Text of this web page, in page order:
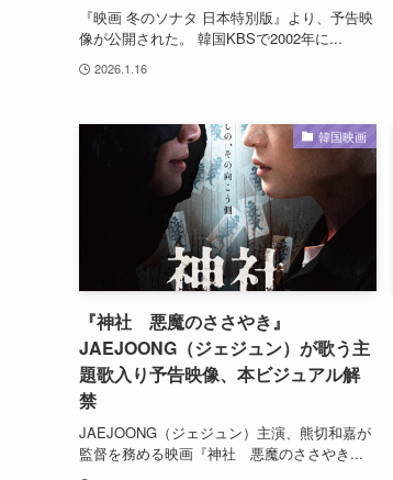
『映画 冬のソナタ 日本特別版』より、予告映
像が公開された。 韓国KBSで2002年に...
2026.1.16
韓国映画
『神社 悪魔のささやき』
JAEJOONG（ジェジュン）が歌う主
題歌入り予告映像、本ビジュアル解
禁
JAEJOONG（ジェジュン）主演、熊切和嘉が
監督を務める映画『神社 悪魔のささやき...